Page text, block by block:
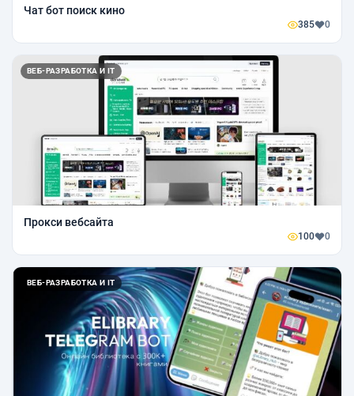
Чат бот поиск кино
385 0
ВЕБ-РАЗРАБОТКА И IT
Прокси вебсайта
100 0
ВЕБ-РАЗРАБОТКА И IT